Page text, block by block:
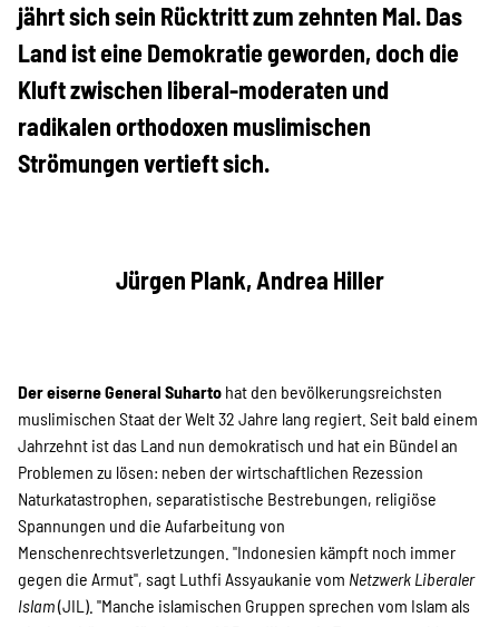
Kampagne
Stellenangebote
SPENDEN
Über uns
Transparenz
jährt sich sein Rücktritt zum zehnten Mal. Das
Land ist eine Demokratie geworden, doch die
Kluft zwischen liberal-moderaten und
radikalen orthodoxen muslimischen
Strömungen vertieft sich.
Jürgen Plank, Andrea Hiller
Der eiserne General Suharto hat den bevölkerungsreichsten
muslimischen Staat der Welt 32 Jahre lang regiert. Seit bald einem
Jahrzehnt ist das Land nun demokratisch und hat ein Bündel an
Problemen zu lösen: neben der wirtschaftlichen Rezession
Naturkatastrophen, separatistische Bestrebungen, religiöse
Spannungen und die Aufarbeitung von
Menschenrechtsverletzungen. "Indonesien kämpft noch immer
gegen die Armut", sagt Luthfi Assyaukanie vom Netzwerk Liberaler
Islam(JIL). "Manche islamischen Gruppen sprechen vom Islam als